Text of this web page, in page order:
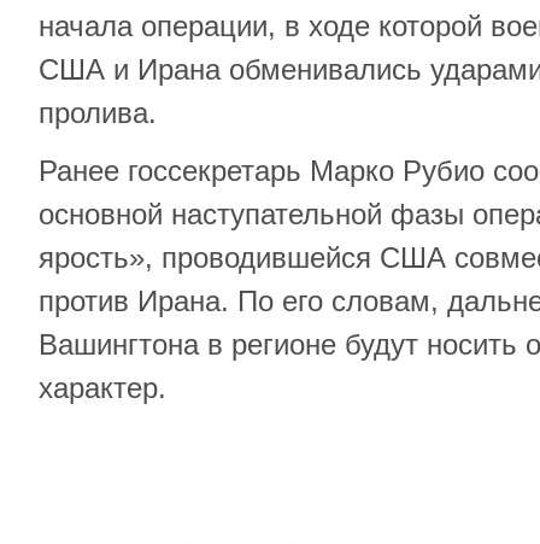
начала операции, в ходе которой
США и Ирана обменивались
пролива.
Ранее госсекретарь Марко Рубио
основной наступательной фазы
ярость», проводившейся США
против Ирана. По его словам,
Вашингтона в регионе будут носить
характер.